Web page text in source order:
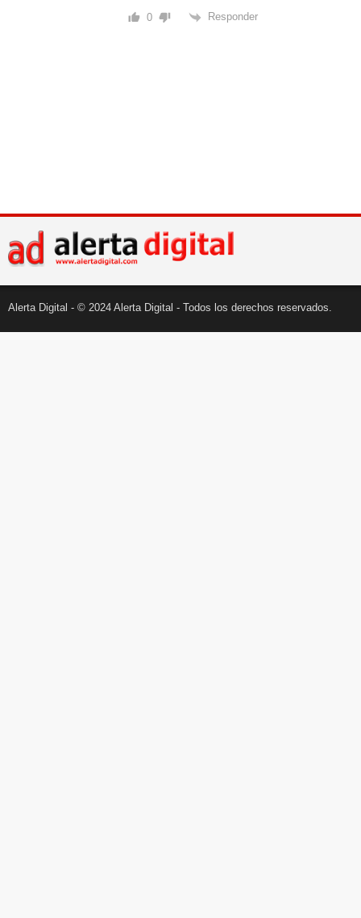
0 Responder
Alerta Digital - © 2024 Alerta Digital - Todos los derechos reservados.